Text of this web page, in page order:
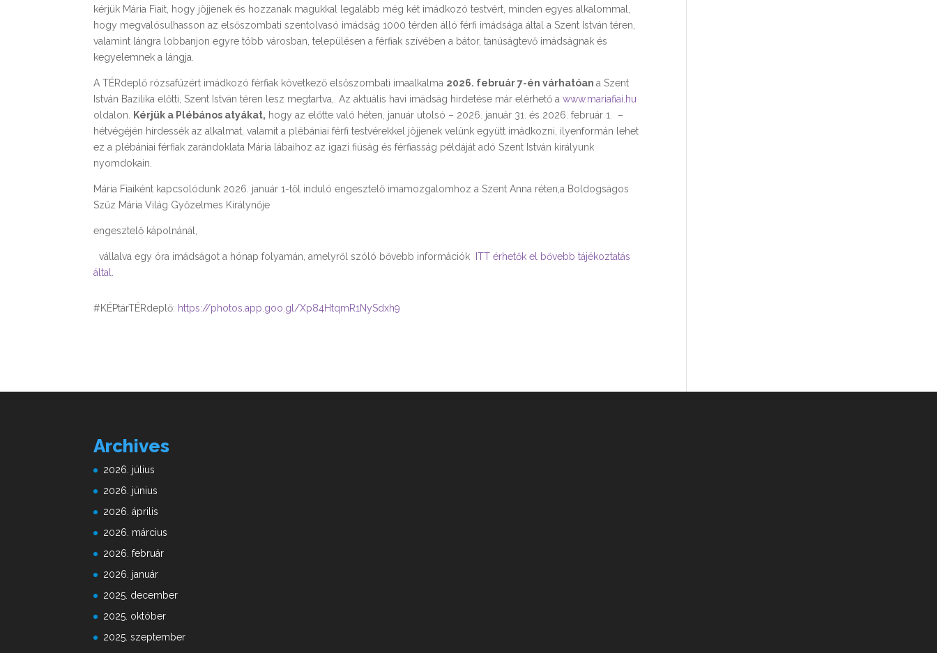
kérjük Mária Fiait, hogy jöjjenek és hozzanak magukkal legalább még két imádkozó testvért, minden egyes alkalommal,
hogy megvalósulhasson az elsőszombati szentolvasó imádság 1000 térden álló férfi imádsága által a Szent István téren,
valamint lángra lobbanjon egyre több városban, településen a férfiak szívében a bátor, tanúságtevő imádságnak és
kegyelemnek a lángja.
A TÉRdeplő rózsafüzért imádkozó férfiak következő elsőszombati imaalkalma 2026. február 7-én várhatóana Szent
István Bazilika előtti, Szent István téren lesz megtartva,. Az aktuális havi imádság hirdetése már elérhető awww.mariafiai.hu
oldalon. Kérjük a Plébános atyákat, hogy az előtte való héten, január utolsó – 2026. január 31. és 2026. február 1. –
hétvégéjén hirdessék az alkalmat, valamit a plébániai férfi testvérekkel jöjjenek velünk együtt imádkozni, ilyenformán lehet
ez a plébániai férfiak zarándoklata Mária lábaihoz az igazi fiúság és férfiasság példáját adó Szent István királyunk
nyomdokain.
Mária Fiaiként kapcsolódunk 2026. január 1-től induló engesztelő imamozgalomhoz a Szent Anna réten,a Boldogságos
Szűz Mária Világ Győzelmes Királynője
engesztelő kápolnánál,
vállalva egy óra imádságot a hónap folyamán, amelyről szóló bővebb információk
ITT érhetők el bővebb tájékoztatás
által.
#KÉPtárTÉRdeplő: https://photos.app.goo.gl/Xp84HtqmR1NySdxh9
Archives
2026. július
2026. június
2026. április
2026. március
2026. február
2026. január
2025. december
2025. október
2025. szeptember